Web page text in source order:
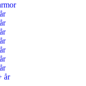
år